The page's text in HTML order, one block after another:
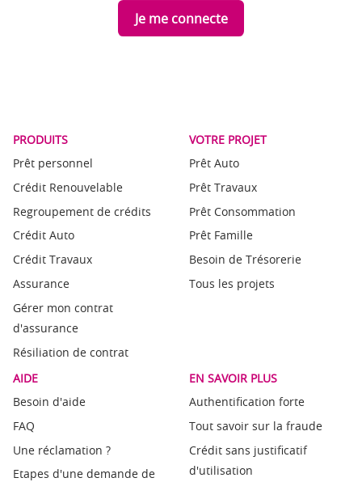
Je me connecte
PRODUITS
Prêt personnel
Crédit Renouvelable
Regroupement de crédits
Crédit Auto
Crédit Travaux
Assurance
Gérer mon contrat
d'assurance
Résiliation de contrat
VOTRE PROJET
Prêt Auto
Prêt Travaux
Prêt Consommation
Prêt Famille
Besoin de Trésorerie
Tous les projets
AIDE
Besoin d'aide
FAQ
Une réclamation ?
Etapes d'une demande de
EN SAVOIR PLUS
Authentification forte
Tout savoir sur la fraude
Crédit sans justificatif
d'utilisation